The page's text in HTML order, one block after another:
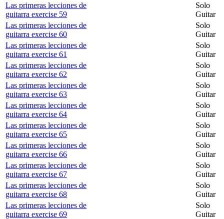
Las primeras lecciones de
guitarra exercise 59
Solo
Guitar
Las primeras lecciones de
guitarra exercise 60
Solo
Guitar
Las primeras lecciones de
guitarra exercise 61
Solo
Guitar
Las primeras lecciones de
guitarra exercise 62
Solo
Guitar
Las primeras lecciones de
guitarra exercise 63
Solo
Guitar
Las primeras lecciones de
guitarra exercise 64
Solo
Guitar
Las primeras lecciones de
guitarra exercise 65
Solo
Guitar
Las primeras lecciones de
guitarra exercise 66
Solo
Guitar
Las primeras lecciones de
guitarra exercise 67
Solo
Guitar
Las primeras lecciones de
guitarra exercise 68
Solo
Guitar
Las primeras lecciones de
guitarra exercise 69
Solo
Guitar